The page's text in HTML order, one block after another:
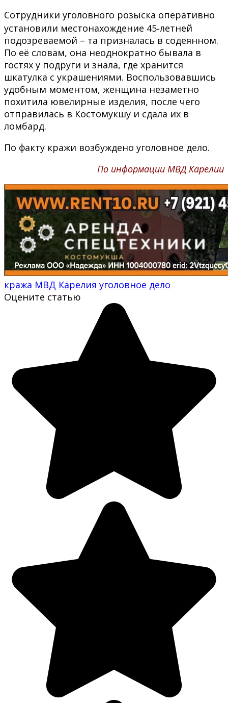
Сотрудники уголовного розыска оперативно
установили местонахождение 45‑летней
подозреваемой – та призналась в содеянном.
По её словам, она неоднократно бывала в
гостях у подруги и знала, где хранится
шкатулка с украшениями. Воспользовавшись
удобным моментом, женщина незаметно
похитила ювелирные изделия, после чего
отправилась в Костомукшу и сдала их в
ломбард.
По факту кражи возбуждено уголовное дело.
По информации МВД Карелии
кража МВД Карелия уголовное дело
Оцените статью